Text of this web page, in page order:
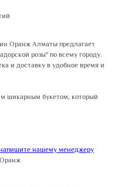
Оранж Алматы предлагает
розы" по всему городу.
и доставку в удобное время и
шикарным букетом, который
нашему менеджеру